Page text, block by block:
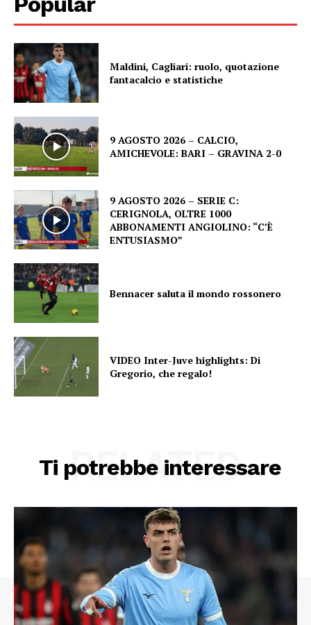
Maldini, Cagliari: ruolo, quotazione
fantacalcio e statistiche
9 AGOSTO 2026 – CALCIO,
AMICHEVOLE: BARI – GRAVINA 2-0
9 AGOSTO 2026 – SERIE C:
CERIGNOLA, OLTRE 1000
ABBONAMENTI ANGIOLINO: “C’È
ENTUSIASMO”
Bennacer saluta il mondo rossonero
VIDEO Inter-Juve highlights: Di
Gregorio, che regalo!
Ti potrebbe interessare
RELATED